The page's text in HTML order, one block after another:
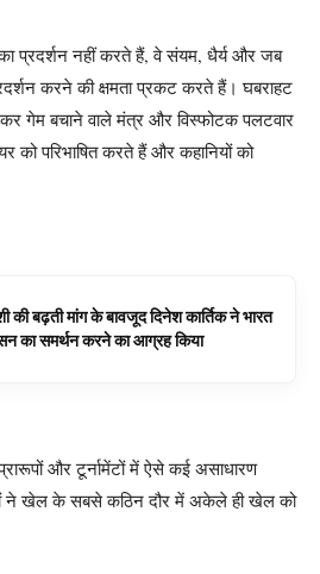
प्रदर्शन नहीं करते हैं, वे संयम, धैर्य और जब
करने की क्षमता प्रकट करते हैं। घबराहट
गेम बचाने वाले मंत्र और विस्फोटक पलटवार
को परिभाषित करते हैं और कहानियों को
की बढ़ती मांग के बावजूद दिनेश कार्तिक ने भारत
का समर्थन करने का आग्रह किया
और टूर्नामेंटों में ऐसे कई असाधारण
ने खेल के सबसे कठिन दौर में अकेले ही खेल को